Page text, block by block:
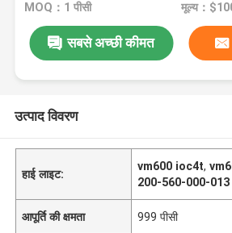
MOQ：1 पीसी मूल्य：
सबसे अच्छी कीमत
उत्पाद विवरण
हाई लाइट:
vm600 ioc4t,
200-560-000-013
आपूर्ति की क्षमता 999 पीसी